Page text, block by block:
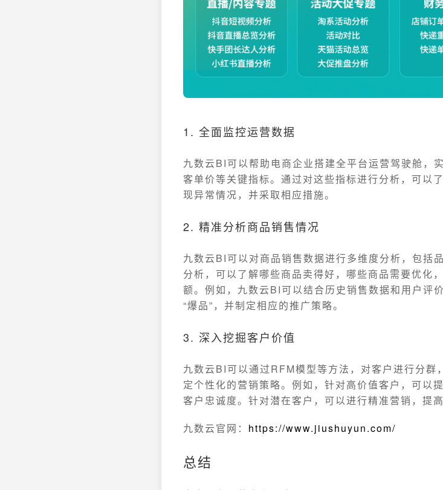
1. 全面监控运营数据
九数云BI可以帮助电商企业搭建全平台运营驾驶舱，
客单价等关键指标。通过对这些指标进行分析，可以
现异常情况，并采取相应措施。
2. 精准分析商品销售情况
九数云BI可以对商品销售数据进行多维度分析，包括
分析，可以了解哪些商品卖得好，哪些商品需要优化
额。例如，九数云BI可以结合历史销售数据和用户评
“爆品”，并制定相应的推广策略。
3. 深入挖掘客户价值
九数云BI可以通过RFM模型等方法，对客户进行分群
定个性化的营销策略。例如，针对高价值客户，可以
客户忠诚度。针对潜在客户，可以进行精准营销，提高
九数云官网： https://www.jiushuyun.com/
总结